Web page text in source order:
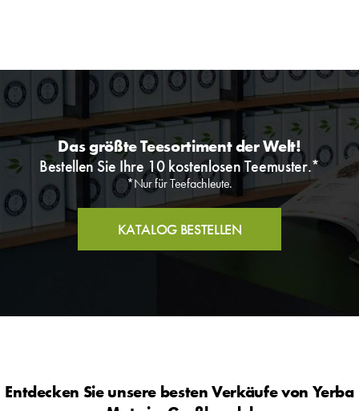
Das größte Teesortiment der Welt!
Bestellen Sie Ihre 10 kostenlosen Teemuster.*
*Nur für Teefachleute.
KATALOG BESTELLEN
Entdecken Sie unsere besten Verkäufe von Yerba